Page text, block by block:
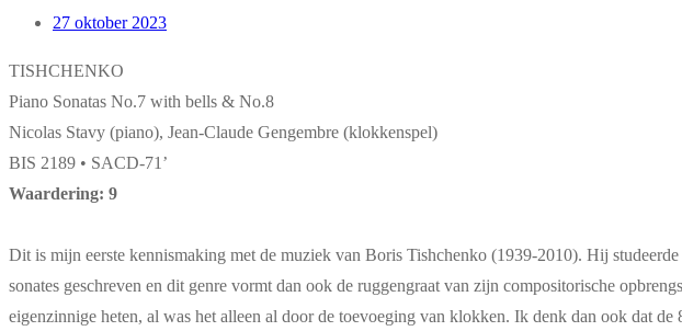
27 oktober 2023
TISHCHENKO
Piano Sonatas No.7 with bells & No.8
Nicolas Stavy (piano), Jean-Claude Gengembre (klokkenspel)
BIS 2189 • SACD-71’
Waardering: 9
Dit is mijn eerste kennismaking met de muziek van Boris Tishchenko (1939-2010). Hij
sonates geschreven en dit genre vormt dan ook de ruggengraat van zijn compositorische
eigenzinnige heten, al was het alleen al door de toevoeging van klokken. Ik denk dan ook dat